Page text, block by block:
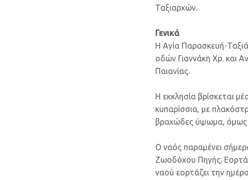
Ταξιαρχών.
Γενικά
Η Αγία Παρασκευή-
οδών Γιαννάκη Χρ. και
Παιανίας.
Η εκκλησία βρίσκεται
κυπαρίσσια, με
βραχώδες ύψωμα, όμως
Ο ναός παραμένει
Ζωοδόχου Πηγής.
ναού εορτάζει την